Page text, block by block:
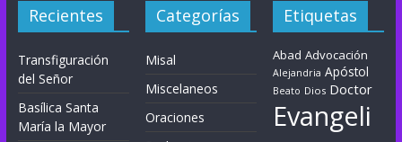
Recientes
Transfiguración
del Señor
Basílica Santa
María la Mayor
Categorías
Misal
Miscelaneos
Oraciones
Etiquetas
Abad Advocación
Alejandria Apóstol
Beato Dios Doctor
Evangeli